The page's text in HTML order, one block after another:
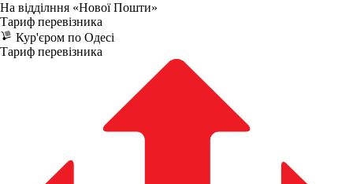
На відділння «Нової Пошти»
Тариф перевізника
Кур'єром по Одесі
Тариф перевізника